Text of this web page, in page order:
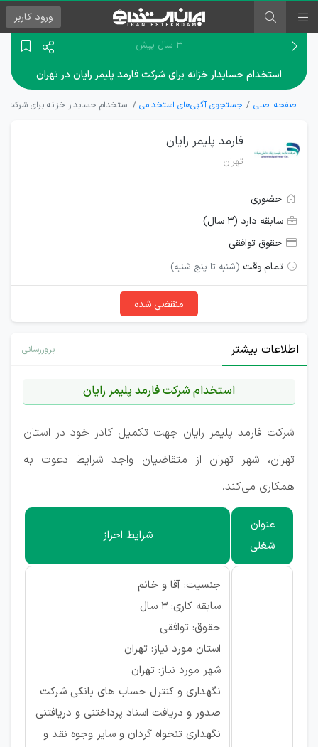
ورود کاربر
۳ سال پیش
استخدام حسابدار خزانه برای شرکت فارمد پلیمر رایان در تهران
صفحه اصلی جستجوی آگهی‌های استخدامی استخدام حسابدار خزانه برای شرکت
فارمد پلیمر رایان
تهران
حضوری
سابقه دارد (۳ سال)
حقوق توافقی
تمام وقت (شنبه تا پنج شنبه)
منقضی شده
اطلاعات بیشتر بروزرسانی
استخدام شرکت فارمد پلیمر رایان
شرکت فارمد پلیمر رایان جهت تکمیل کادر خود در استان
تهران، شهر تهران از متقاضیان واجد شرایط دعوت به
همکاری می‌کند.
عنوان
شغلی
شرایط احراز
جنسیت: آقا و خانم
سابقه کاری: ۳ سال
حقوق: توافقی
استان مورد نیاز: تهران
شهر مورد نیاز: تهران
نگهداری و کنترل حساب های بانکی شرکت
صدور و دریافت اسناد پرداختنی و دریافتنی
نگهداری تنخواه گردان و سایر وجوه نقد و